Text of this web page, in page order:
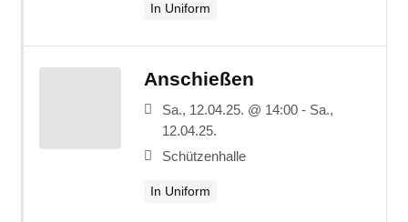
In Uniform
Anschießen
Sa., 12.04.25. @ 14:00 - Sa.,
12.04.25.
Schützenhalle
In Uniform